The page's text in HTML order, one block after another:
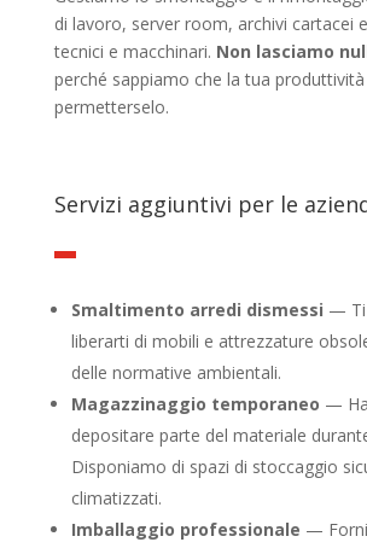
di lavoro, server room, archivi cartacei
tecnici e macchinari. Non lasciamo
perché sappiamo che la tua
permetterselo.
Servizi aggiuntivi per le
Smaltimento arredi dismessi — Ti
liberarti di mobili e attrezzature
delle normative ambientali.
Magazzinaggio temporaneo —
depositare parte del materiale
Disponiamo di spazi di stoccaggio
climatizzati.
Imballaggio professionale —